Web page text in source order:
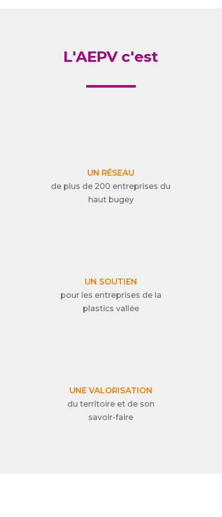
L'AEPV c'est
UN RÉSEAU
de plus de 200 entreprises du
haut bugey
UN SOUTIEN
pour les entreprises de la
plastics vallée
UNE VALORISATION
du territoire et de son
savoir-faire